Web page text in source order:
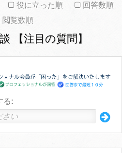
役に立った順
回答数順
閲覧数順
【注目の質問】
る: